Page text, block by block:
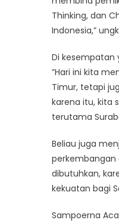
Thinking, dan
Indonesia,”
Di kesempatan
”Hari ini kita
Timur, tetapi
karena itu, kita
terutama
Beliau juga
perkembangan
dibutuhkan,
kekuatan bagi
Sampoerna